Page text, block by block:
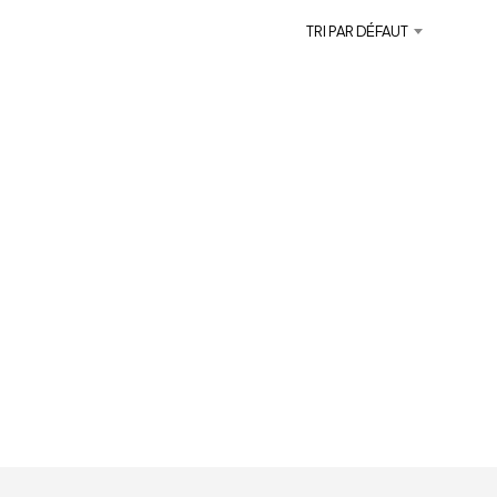
R
TRI PAR DÉFAUT